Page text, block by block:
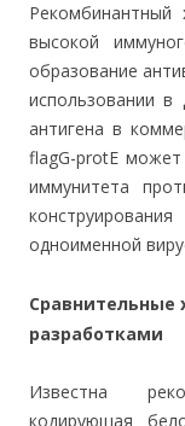
Рекомбинантный
высокой
образование
использовании в
антигена в
flagG-protE
иммунитета
одноименной
Сравнительные
разработками
Известна
кодирующая